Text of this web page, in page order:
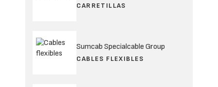
CARRETILLAS
Sumcab Specialcable Group
CABLES FLEXIBLES